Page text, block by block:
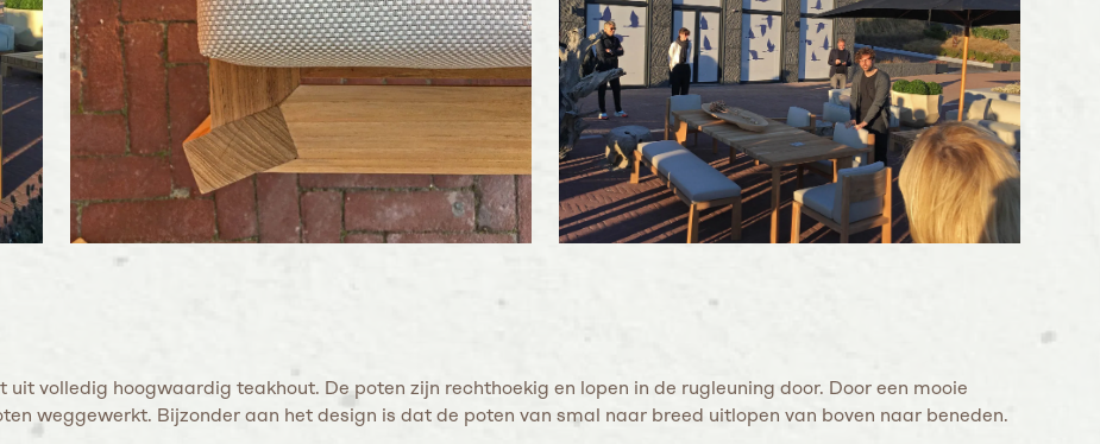
volledig hoogwaardig teakhout. De poten zijn rechthoekig en lopen in de rugleuning door. Door een mooie
weggewerkt. Bijzonder aan het design is dat de poten van smal naar breed uitlopen van boven naar beneden.